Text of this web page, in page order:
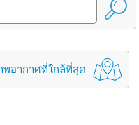
อากาศที่ใกล้ที่สุด